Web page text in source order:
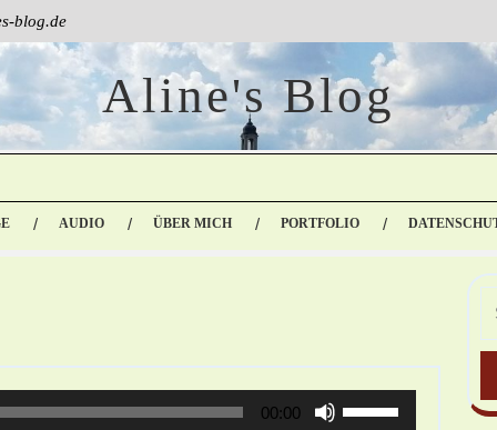
blog.de
Aline's Blog
AUDIO ÜBER MICH PORTFOLIO
00:00